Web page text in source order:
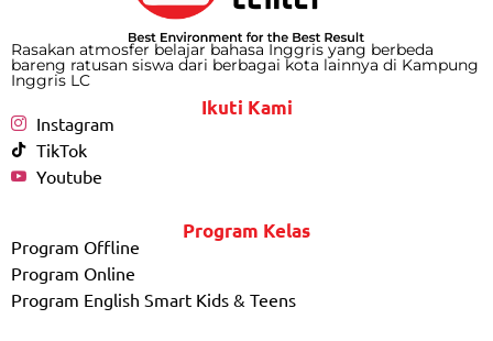
Rasakan atmosfer belajar bahasa Inggris yang berbeda
bareng ratusan siswa dari berbagai kota lainnya di Kampung
Inggris LC
Ikuti Kami
Instagram
TikTok
Youtube
Program Kelas
Program Offline
Program Online
Program English Smart Kids & Teens